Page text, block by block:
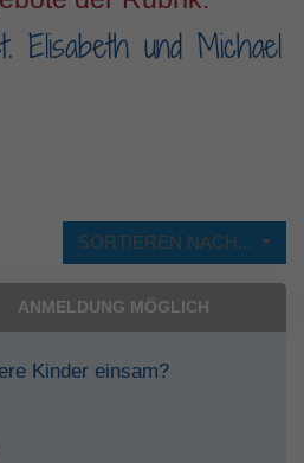
Elisabeth und Michael
SORTIEREN NACH...
ANMELDUNG MÖGLICH
Kinder einsam?